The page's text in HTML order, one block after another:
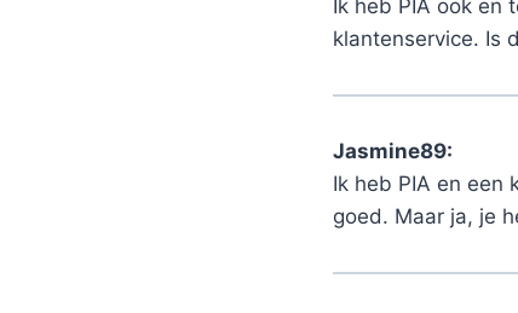
Ik heb PIA ook en
klantenservice. Is
Jasmine89:
Ik heb PIA en een
goed. Maar ja, je